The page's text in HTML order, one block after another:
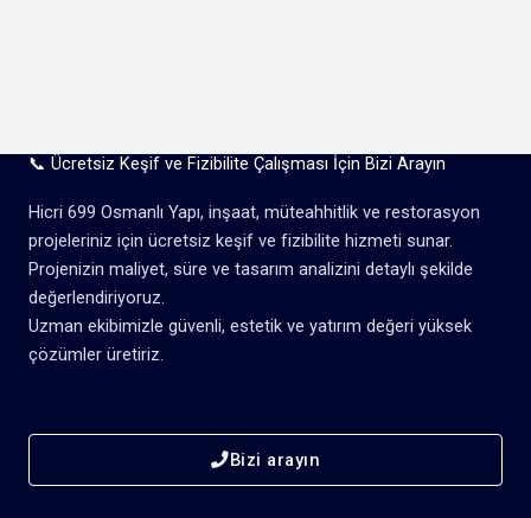
📞 Ücretsiz Keşif ve Fizibilite Çalışması İçin Bizi Arayın
Hicri 699 Osmanlı Yapı, inşaat, müteahhitlik ve restorasyon
projeleriniz için ücretsiz keşif ve fizibilite hizmeti sunar.
Projenizin maliyet, süre ve tasarım analizini detaylı şekilde
değerlendiriyoruz.
Uzman ekibimizle güvenli, estetik ve yatırım değeri yüksek
çözümler üretiriz.
Bizi arayın